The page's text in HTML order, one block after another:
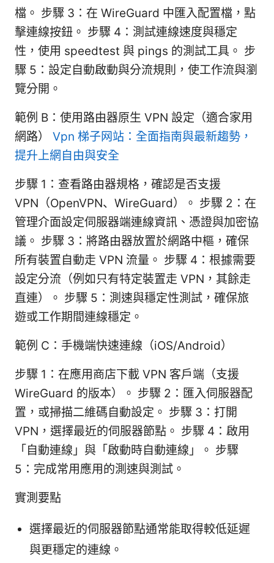
檔。 步驟 3：在 WireGuard 中匯入配置檔，點
擊連線按鈕。 步驟 4：測試連線速度與穩定
性，使用 speedtest 與 pings 的測試工具。 步
驟 5：設定自動啟動與分流規則，使工作流與瀏
覽分開。
範例 B：使用路由器原生 VPN 設定（適合家用
網路） Vpn 梯子网站：全面指南與最新趨勢，
提升上網自由與安全
步驟 1：查看路由器規格，確認是否支援
VPN（OpenVPN、WireGuard）。 步驟 2：在
管理介面設定伺服器端連線資訊、憑證與加密協
議。 步驟 3：將路由器放置於網路中樞，確保
所有裝置自動走 VPN 流量。 步驟 4：根據需要
設定分流（例如只有特定裝置走 VPN，其餘走
直連）。 步驟 5：測速與穩定性測試，確保旅
遊或工作期間連線穩定。
範例 C：手機端快速連線（iOS/Android）
步驟 1：在應用商店下載 VPN 客戶端（支援
WireGuard 的版本）。 步驟 2：匯入伺服器配
置，或掃描二維碼自動設定。 步驟 3：打開
VPN，選擇最近的伺服器節點。 步驟 4：啟用
「自動連線」與「啟動時自動連線」。 步驟
5：完成常用應用的測速與測試。
實測要點
選擇最近的伺服器節點通常能取得較低延遲
與更穩定的連線。